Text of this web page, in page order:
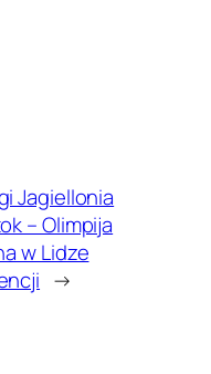
Jagiellonia
– Olimpija
w Lidze
→